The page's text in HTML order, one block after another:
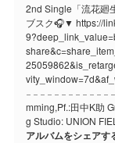
2nd Single「流花廻
ブスク🎧▼ https://
𓐄 𓐄 𓐄 𓐄 𓐄 𓐄 𓐄 𓐄 𓐄 𓐄 𓐄
mming,Pf.:田中K助
g Studio: UNION
アルバムをシェアす